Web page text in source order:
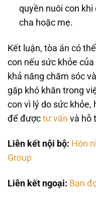
quyền nuôi con
cha hoặc mẹ.
Kết luận, tòa án có
con nếu sức khỏe
khả năng chăm sóc
gặp khó khăn trong
con vì lý do sức khỏe,
để được tư vấn và hỗ
Liên kết nội bộ: Hôn
Group
Liên kết ngoại: Bạn